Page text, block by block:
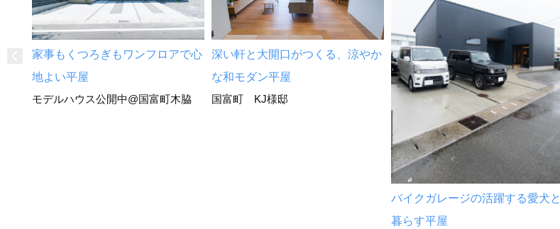
家事もくつろぎもワンフロアで心
地よい平屋
モデルハウス公開中@国富町木脇
深い軒と大開口がつくる、涼やか
な和モダン平屋
国富町 KJ様邸
バイクガレージの活躍する愛犬と
暮らす平屋